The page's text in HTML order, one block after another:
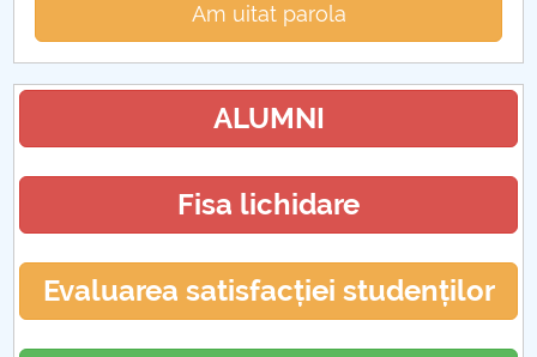
Am uitat parola
ALUMNI
Fisa lichidare
Evaluarea satisfacției studenților